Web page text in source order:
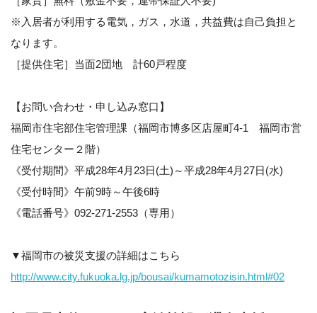
※入居者が利用する電気，ガス，水道，共益費は自己負担と
なります。
［提供住宅］当面2団地 計60戸程度
【お問い合わせ・申し込み窓口】
福岡市住宅部住宅管理課（福岡市博多区店屋町4-1 福岡市営
住宅センター２階）
《受付期間》平成28年4月23日(土)～平成28年4月27日(水)
《受付時間》午前9時～午後6時
《電話番号》092-271-2553（専用）
▼福岡市の被災支援の詳細はこちら
http://www.city.fukuoka.lg.jp/bousai/kumamotozisin.html#02